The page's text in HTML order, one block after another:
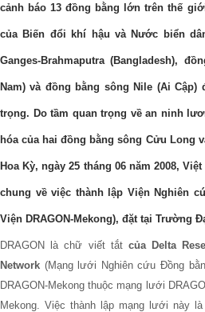
cảnh báo 13 đồng bằng lớn trên thế
của Biến đổi khí hậu và Nước biển
Ganges-Brahmaputra (Bangladesh),
Nam) và đồng bằng sông Nile (Ai
trọng. Do tầm quan trọng về an ninh
hóa của hai đồng bằng sông Cửu Long
Hoa Kỳ, ngày 25 tháng 06 năm 2008,
chung về việc thành lập Viện Nghiên
Viện DRAGON-Mekong), đặt tại Trường
DRAGON là chữ viết tắt của Delta
Network (Mạng lưới Nghiên cứu Đồng
DRAGON-Mekong thuộc mạng lưới
Mekong. Việc thành lập mạng lưới này